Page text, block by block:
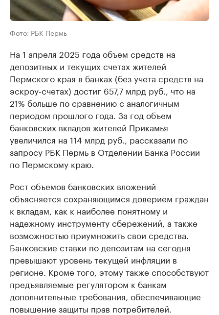
Фото: РБК Пермь
На 1 апреля 2025 года объем средств на
депозитных и текущих счетах жителей
Пермского края в банках (без учета средств на
эскроу-счетах) достиг 657,7 млрд руб., что на
21% больше по сравнению с аналогичным
периодом прошлого года. За год объем
банковских вкладов жителей Прикамья
увеличился на 114 млрд руб., рассказали по
запросу РБК Пермь в Отделении Банка России
по Пермскому краю.
Рост объемов банковских вложений
объясняется сохраняющимся доверием граждан
к вкладам, как к наиболее понятному и
надежному инструменту сбережений, а также
возможностью приумножить свои средства.
Банковские ставки по депозитам на сегодня
превышают уровень текущей инфляции в
регионе. Кроме того, этому также способствуют
предъявляемые регулятором к банкам
дополнительные требования, обеспечивающие
повышение защиты прав потребителей.